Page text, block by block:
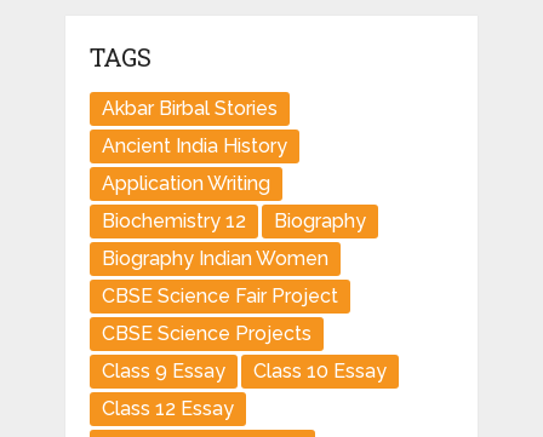
TAGS
Akbar Birbal Stories
Ancient India History
Application Writing
Biochemistry 12
Biography
Biography Indian Women
CBSE Science Fair Project
CBSE Science Projects
Class 9 Essay
Class 10 Essay
Class 12 Essay